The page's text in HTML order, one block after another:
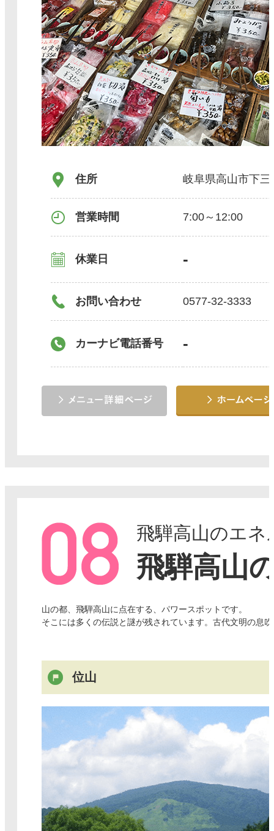
住所 岐阜県高山市下三
営業時間 7:00～12:00
休業日 -
お問い合わせ 0577-32-3333
カーナビ電話番号 -
飛騨高山のエ
飛騨高山
山の都、飛騨高山に点在する、パワースポットです。
そこには多くの伝説と謎が残されています。古代文明の息
位山